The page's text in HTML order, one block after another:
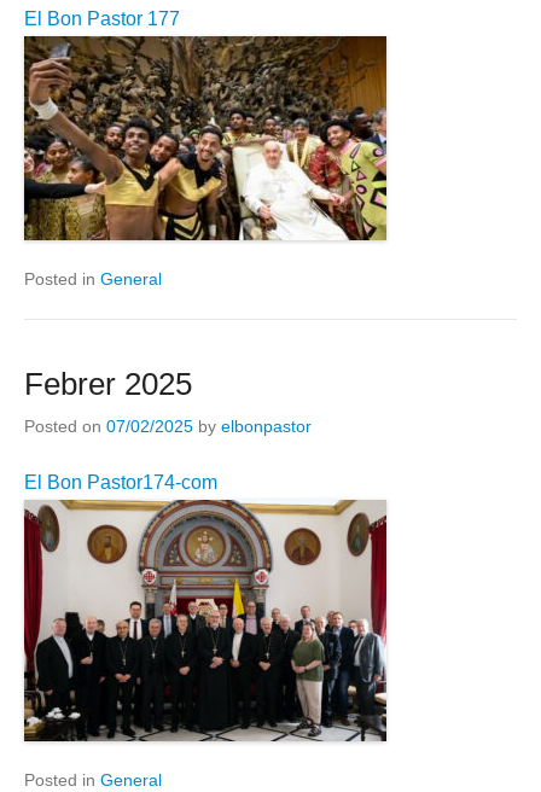
El Bon Pastor 177
Posted in General
Febrer 2025
Posted on 07/02/2025 by elbonpastor
El Bon Pastor174-com
Posted in General